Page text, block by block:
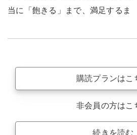
当に「飽きる」まで、満足するま
購読プランはこ
非会員の方はこ
続きを読む